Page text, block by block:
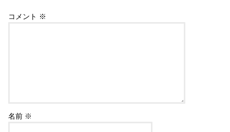
コメント ※
名前 ※